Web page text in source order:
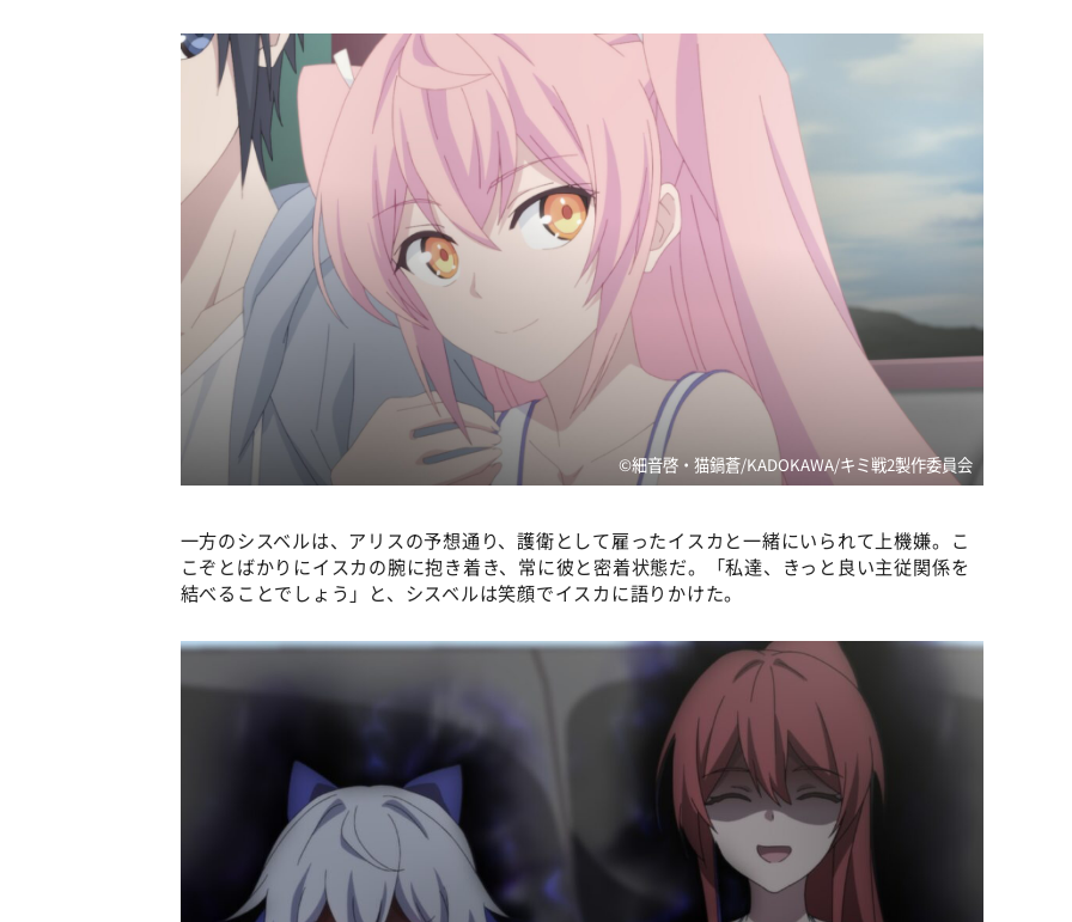
©細音啓・猫鍋蒼/KADOKAWA/キミ戦2製作委員会
一方のシスベルは、アリスの予想通り、護衛として雇ったイスカと一緒にいられて上機嫌。こ
こぞとばかりにイスカの腕に抱き着き、常に彼と密着状態だ。「私達、きっと良い主従関係を
結べることでしょう」と、シスベルは笑顔でイスカに語りかけた。